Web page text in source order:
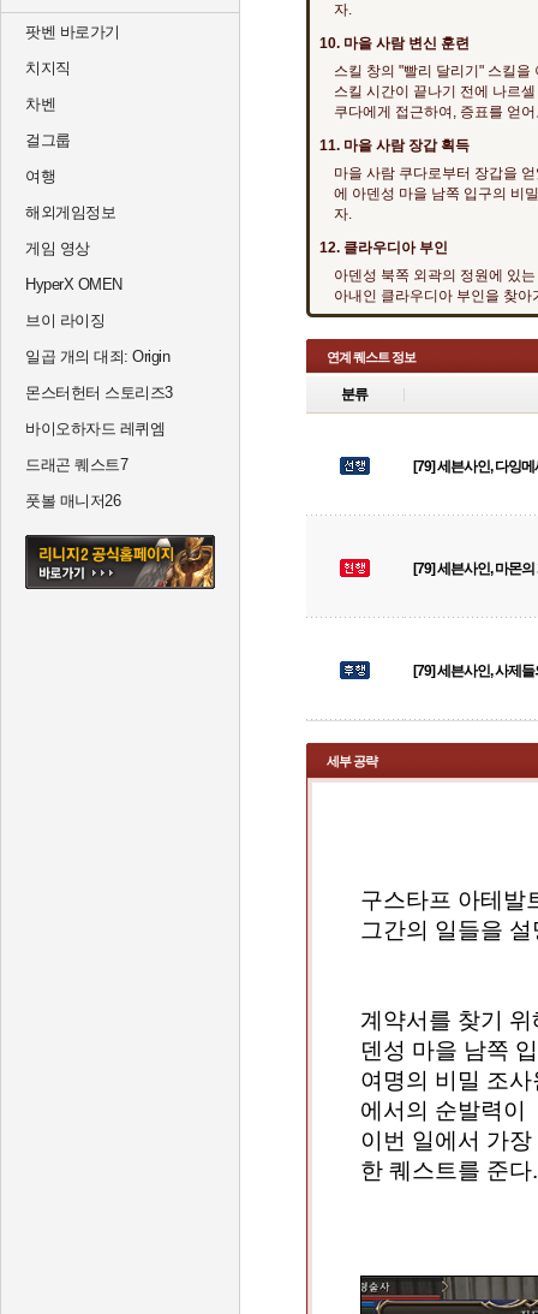
팟벤 바로가기
치지직
차벤
걸그룹
여행
해외게임정보
게임 영상
HyperX OMEN
브이 라이징
일곱 개의 대죄: Origin
몬스터헌터 스토리즈3
바이오하자드 레퀴엠
드래곤 퀘스트7
풋볼 매니저26
자.
10. 마을 사람 변신 훈련
스킬 창의 "빨리 달리기" 스킬을
스킬 시간이 끝나기 전에 나르
쿠다에게 접근하여, 증표를 얻
11. 마을 사람 장갑 획득
마을 사람 쿠다로부터 장갑을
에 아덴성 마을 남쪽 입구의 비
자.
12. 클라우디아 부인
아덴성 북쪽 외곽의 정원에 있
아내인 클라우디아 부인을 찾아
연계 퀘스트 정보
분류
[79] 세븐사인, 다잉
[79] 세븐사인, 마몬
[79] 세븐사인, 사제
세부 공략
구스타프 아테발
그간의 일들을
계약서를 찾기
덴성 마을 남쪽
여명의 비밀 조
에서의 순발력이
이번 일에서 가
한 퀘스트를 준다.